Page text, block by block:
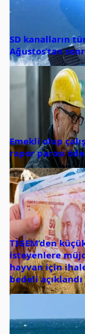
SD kanalların
Ağustos’tan
Emekli olup
rapor parası
TİGEM’den
isteyenlere
hayvan için
bedeli açıklandı